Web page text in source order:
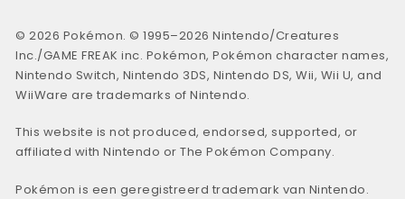
© 2026 Pokémon. © 1995–2026 Nintendo/Creatures
Inc./GAME FREAK inc. Pokémon, Pokémon character names,
Nintendo Switch, Nintendo 3DS, Nintendo DS, Wii, Wii U, and
WiiWare are trademarks of Nintendo.
This website is not produced, endorsed, supported, or
affiliated with Nintendo or The Pokémon Company.
Pokémon is een geregistreerd trademark van Nintendo.